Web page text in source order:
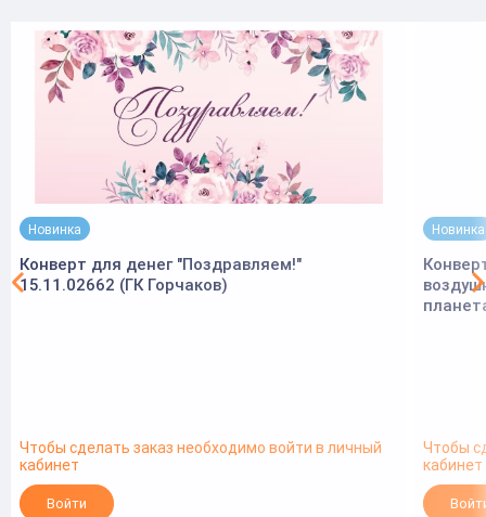
Новинка
Конверт для денег "Поздравляем!"
15.11.02662 (ГК Горчаков)
Чтобы сделать заказ необходимо войти в личный
кабинет
Войти
Новинка
Чтобы
кабинет